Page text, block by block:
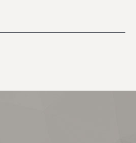
per il paziente non
edizione...
e la gestione del rischio stress lavoro-